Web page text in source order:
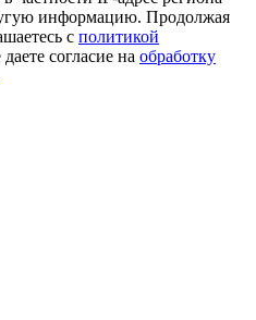
информацию. Продолжая
с политикой
согласие на обработку